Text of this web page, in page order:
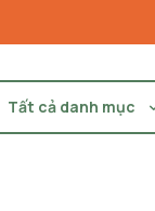
Tất cả danh mục